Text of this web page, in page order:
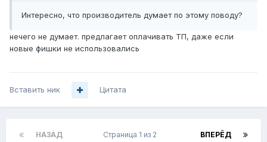
Интересно, что производитель думает по этому поводу?
нечего не думает. предлагает оплачивать ТП, даже если
новые фишки не использовались
Вставить ник Цитата
НАЗАД ВПЕРЁД
Страница 1 из 2